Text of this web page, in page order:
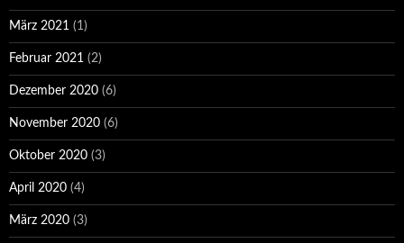
März 2021 (1)
Februar 2021 (2)
Dezember 2020 (6)
November 2020 (6)
Oktober 2020 (3)
April 2020 (4)
März 2020 (3)